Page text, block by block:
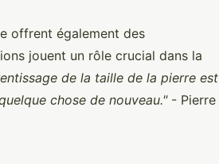
offrent également des
jouent un rôle crucial dans la
de la taille de la pierre est
chose de nouveau."- Pierre